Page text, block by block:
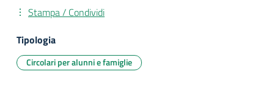
Stampa / Condividi
Tipologia
Circolari per alunni e famiglie